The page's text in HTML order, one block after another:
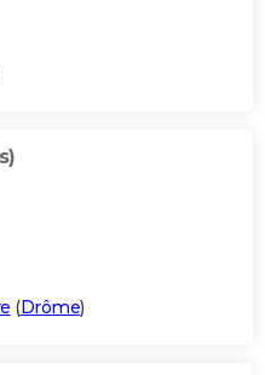
(Drôme)